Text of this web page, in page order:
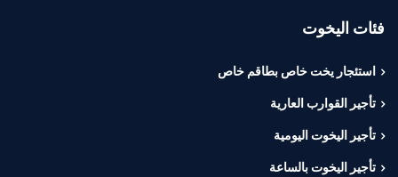
فئات اليخوت
استئجار يخت خاص بطاقم خاص
تأجير القوارب العارية
تأجير اليخوت اليومية
تأجير اليخوت بالساعة